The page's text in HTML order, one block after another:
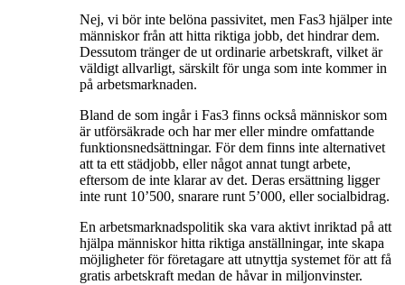
Nej, vi bör inte belöna passivitet, men Fas3 hjälper inte
människor från att hitta riktiga jobb, det hindrar dem.
Dessutom tränger de ut ordinarie arbetskraft, vilket är
väldigt allvarligt, särskilt för unga som inte kommer in
på arbetsmarknaden.
Bland de som ingår i Fas3 finns också människor som
är utförsäkrade och har mer eller mindre omfattande
funktionsnedsättningar. För dem finns inte alternativet
att ta ett städjobb, eller något annat tungt arbete,
eftersom de inte klarar av det. Deras ersättning ligger
inte runt 10’500, snarare runt 5’000, eller socialbidrag.
En arbetsmarknadspolitik ska vara aktivt inriktad på att
hjälpa människor hitta riktiga anställningar, inte skapa
möjligheter för företagare att utnyttja systemet för att få
gratis arbetskraft medan de håvar in miljonvinster.